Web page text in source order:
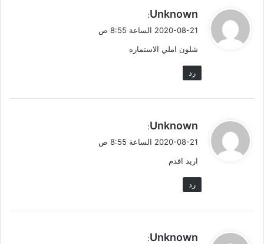
ي
ل
Unknown
:
2020-08-21 الساعة 8:55 ص
شلون املي الاستماره
رد
ي
ل
Unknown
:
2020-08-21 الساعة 8:55 ص
اريد اقدم
رد
يUnknown
: